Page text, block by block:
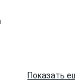
Показать